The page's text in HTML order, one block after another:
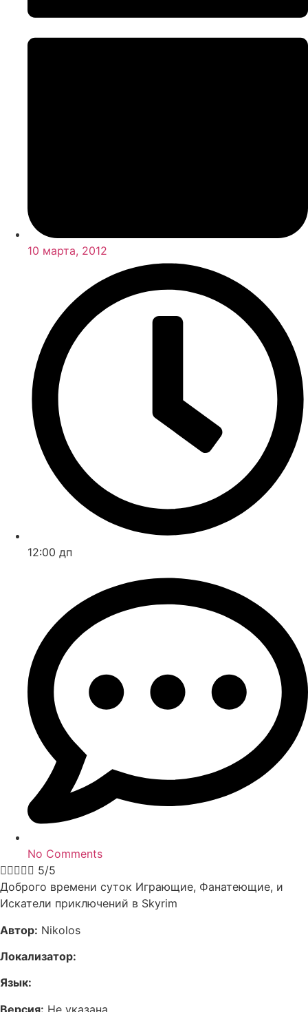
10 марта, 2012
12:00 дп
No Comments
 5/5
Доброго времени суток Играющие, Фанатеющие, и
Искатели приключений в Skyrim
Автор: Nikolos
Локализатор:
Язык:
Версия: Не указана